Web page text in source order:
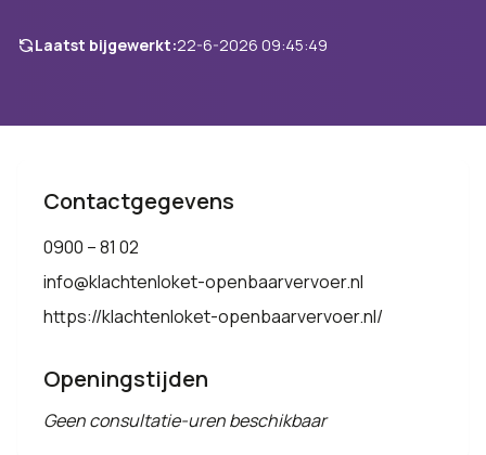
Laatst bijgewerkt:22-6-2026 09:45:49
Contactgegevens
0900 – 81 02
info@klachtenloket-openbaarvervoer.nl
https://klachtenloket-openbaarvervoer.nl/
Openingstijden
Geen consultatie-uren beschikbaar